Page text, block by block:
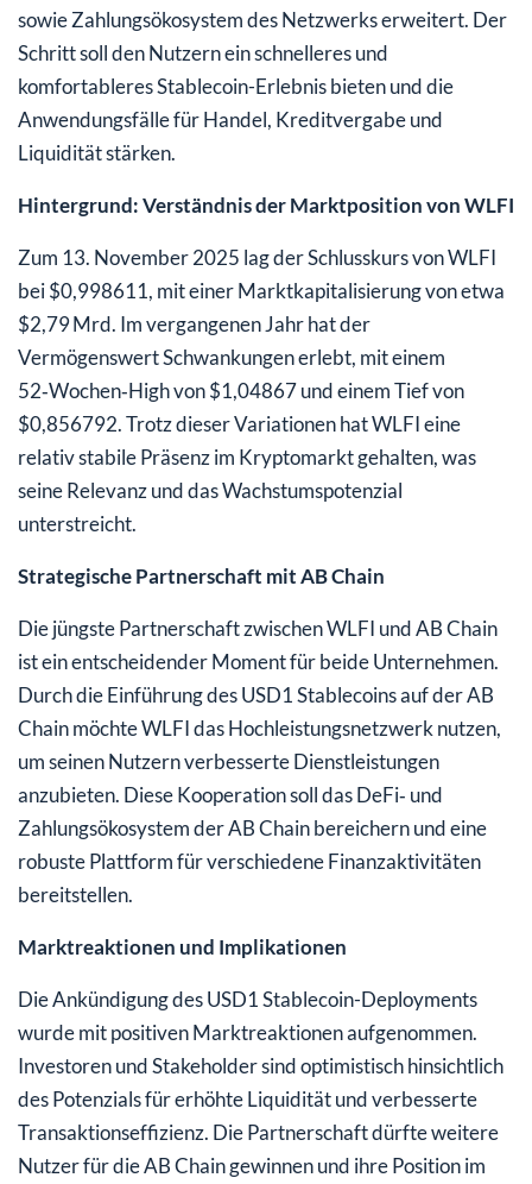
sowie Zahlungsökosystem des Netzwerks erweitert. Der
Schritt soll den Nutzern ein schnelleres und
komfortableres Stablecoin-Erlebnis bieten und die
Anwendungsfälle für Handel, Kreditvergabe und
Liquidität stärken.
Hintergrund: Verständnis der Marktposition von WLFI
Zum 13. November 2025 lag der Schlusskurs von WLFI
bei $0,998611, mit einer Marktkapitalisierung von etwa
$2,79 Mrd. Im vergangenen Jahr hat der
Vermögenswert Schwankungen erlebt, mit einem
52‑Wochen‑High von $1,04867 und einem Tief von
$0,856792. Trotz dieser Variationen hat WLFI eine
relativ stabile Präsenz im Kryptomarkt gehalten, was
seine Relevanz und das Wachstumspotenzial
unterstreicht.
Strategische Partnerschaft mit AB Chain
Die jüngste Partnerschaft zwischen WLFI und AB Chain
ist ein entscheidender Moment für beide Unternehmen.
Durch die Einführung des USD1 Stablecoins auf der AB
Chain möchte WLFI das Hochleistungsnetzwerk nutzen,
um seinen Nutzern verbesserte Dienstleistungen
anzubieten. Diese Kooperation soll das DeFi‑ und
Zahlungsökosystem der AB Chain bereichern und eine
robuste Plattform für verschiedene Finanzaktivitäten
bereitstellen.
Marktreaktionen und Implikationen
Die Ankündigung des USD1 Stablecoin-Deployments
wurde mit positiven Marktreaktionen aufgenommen.
Investoren und Stakeholder sind optimistisch hinsichtlich
des Potenzials für erhöhte Liquidität und verbesserte
Transaktionseffizienz. Die Partnerschaft dürfte weitere
Nutzer für die AB Chain gewinnen und ihre Position im